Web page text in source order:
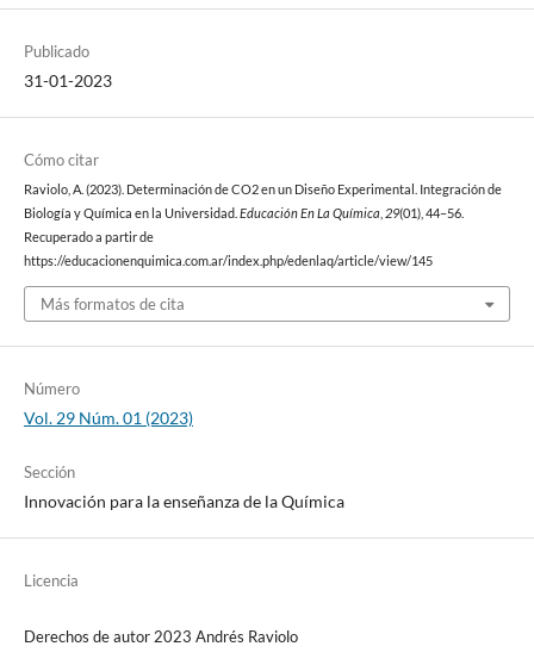
Publicado
31-01-2023
Cómo citar
Raviolo, A. (2023). Determinación de CO2 en un Diseño Experimental. Integración de
Biología y Química en la Universidad. Educación En La Química 29(01), 44–56.
Recuperado a partir de
https://educacionenquimica.com.ar/index.php/edenlaq/article/view/145
Más formatos de cita
Número
Vol. 29 Núm. 01 (2023)
Sección
Innovación para la enseñanza de la Química
Licencia
Derechos de autor 2023 Andrés Raviolo